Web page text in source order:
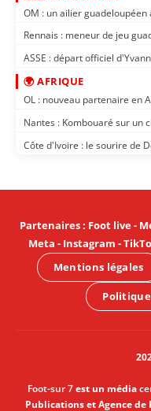
OM : un ailier guadeloupéen
Rennais : meneur de jeu
ASSE : départ officiel
🌍 AFRIQUE
OL : nouveau partenaire en
Nantes : Kombouaré sur un
Côte d'Ivoire : le sourire de
Partenaires: Foot live-
Meta - Instagram -
Mentions légales
Foot-sur 7est un média
Publications et Agence de